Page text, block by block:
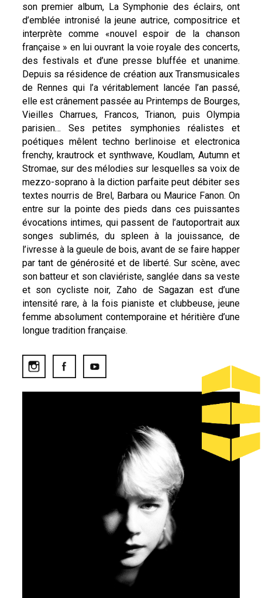
son premier album, La Symphonie des éclairs, ont
d’emblée intronisé la jeune autrice, compositrice et
interprète comme «nouvel espoir de la chanson
française » en lui ouvrant la voie royale des concerts,
des festivals et d’une presse bluffée et unanime.
Depuis sa résidence de création aux Transmusicales
de Rennes qui l’a véritablement lancée l’an passé,
elle est crânement passée au Printemps de Bourges,
Vieilles Charrues, Francos, Trianon, puis Olympia
parisien… Ses petites symphonies réalistes et
poétiques mêlent techno berlinoise et electronica
frenchy, krautrock et synthwave, Koudlam, Autumn et
Stromae, sur des mélodies sur lesquelles sa voix de
mezzo-soprano à la diction parfaite peut débiter ses
textes nourris de Brel, Barbara ou Maurice Fanon. On
entre sur la pointe des pieds dans ces puissantes
évocations intimes, qui passent de l’autoportrait aux
songes sublimés, du spleen à la jouissance, de
l’ivresse à la gueule de bois, avant de se faire happer
par tant de générosité et de liberté. Sur scène, avec
son batteur et son claviériste, sanglée dans sa veste
et son cycliste noir, Zaho de Sagazan est d’une
intensité rare, à la fois pianiste et clubbeuse, jeune
femme absolument contemporaine et héritière d’une
longue tradition française.